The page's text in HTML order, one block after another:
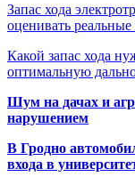
Запас хода
оценивать реальные
Какой запас хода
оптимальную
Шум на дачах и
нарушением
В Гродно
входа в